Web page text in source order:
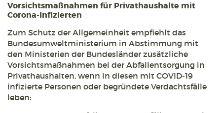
Vorsichtsmaßnahmen für Privathaushalte mit
Corona-Infizierten
Zum Schutz der Allgemeinheit empfiehlt das
Bundesumweltministerium in Abstimmung mit
den Ministerien der Bundesländer zusätzliche
Vorsichtsmaßnahmen bei der Abfallentsorgung in
Privathaushalten, wenn in diesen mit COVID-19
infizierte Personen oder begründete Verdachtsfälle
leben: